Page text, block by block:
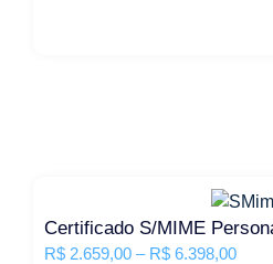
Certificado S/MIME
R$ 2.659,00 – R$ 6.398,00